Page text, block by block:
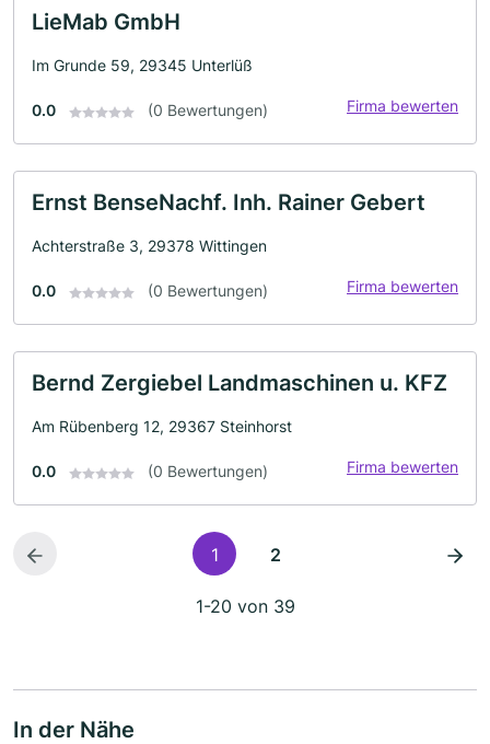
LieMab GmbH
Im Grunde 59, 29345 Unterlüß
0.0 (0 Bewertungen) Firma bewerten
Ernst BenseNachf. Inh. Rainer Gebert
Achterstraße 3, 29378 Wittingen
0.0 (0 Bewertungen) Firma bewerten
Bernd Zergiebel Landmaschinen u. KFZ
Am Rübenberg 12, 29367 Steinhorst
0.0 (0 Bewertungen) Firma bewerten
1 2
1-20 von 39
In der Nähe